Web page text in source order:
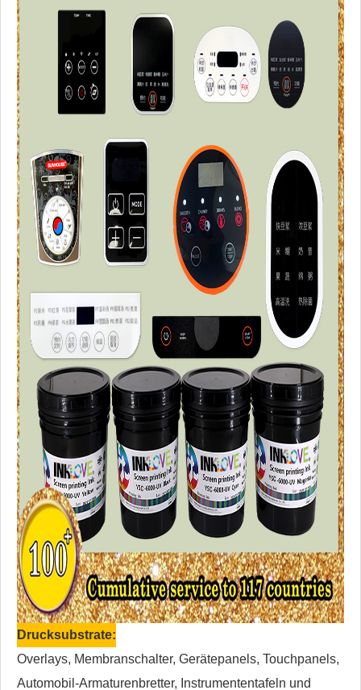
Drucksubstrate:
Overlays, Membranschalter, Gerätepanels, Touchpanels,
Automobil-Armaturenbretter, Instrumententafeln und